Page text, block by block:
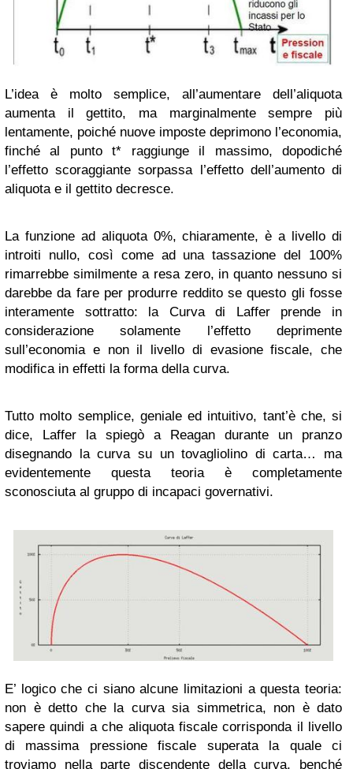
L’idea è molto semplice, all’aumentare dell’aliquota
aumenta il gettito, ma marginalmente sempre più
lentamente, poiché nuove imposte deprimono l’economia,
finché al punto t* raggiunge il massimo, dopodiché
l’effetto scoraggiante sorpassa l’effetto dell’aumento di
aliquota e il gettito decresce.
La funzione ad aliquota 0%, chiaramente, è a livello di
introiti nullo, così come ad una tassazione del 100%
rimarrebbe similmente a resa zero, in quanto nessuno si
darebbe da fare per produrre reddito se questo gli fosse
interamente sottratto: la Curva di Laffer prende in
considerazione solamente l’effetto deprimente
sull’economia e non il livello di evasione fiscale, che
modifica in effetti la forma della curva.
Tutto molto semplice, geniale ed intuitivo, tant’è che, si
dice, Laffer la spiegò a Reagan durante un pranzo
disegnando la curva su un tovagliolino di carta… ma
evidentemente questa teoria è completamente
sconosciuta al gruppo di incapaci governativi.
E’ logico che ci siano alcune limitazioni a questa teoria:
non è detto che la curva sia simmetrica, non è dato
sapere quindi a che aliquota fiscale corrisponda il livello
di massima pressione fiscale superata la quale ci
troviamo nella parte discendente della curva, benché